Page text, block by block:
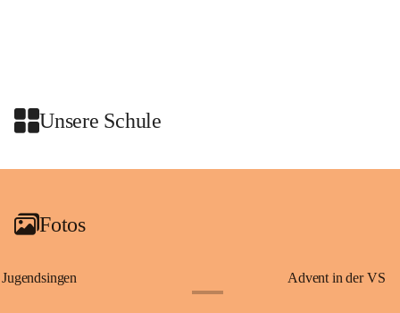
Geschichte der Steiermark verbunden sind.
Unsere Schule
+2
Fotos
Jugendsingen Advent in der VS